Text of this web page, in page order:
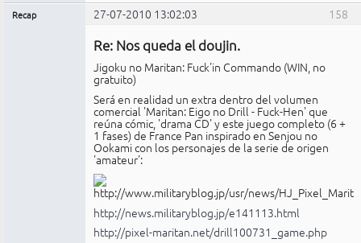
158
Recap 27-07-2010 13:02:03
Re: Nos queda el doujin.
Jigoku no Maritan: Fuck'in Commando (WIN, no
gratuito)
Será en realidad un extra dentro del volumen
comercial 'Maritan: Eigo no Drill - Fuck-Hen' que
reúna cómic, 'drama CD' y este juego completo (6 +
1 fases) de France Pan inspirado en Senjou no
Ookami con los personajes de la serie de origen
'amateur':
http://news.militaryblog.jp/e141113.html
http://pixel-maritan.net/drill100731_game.php